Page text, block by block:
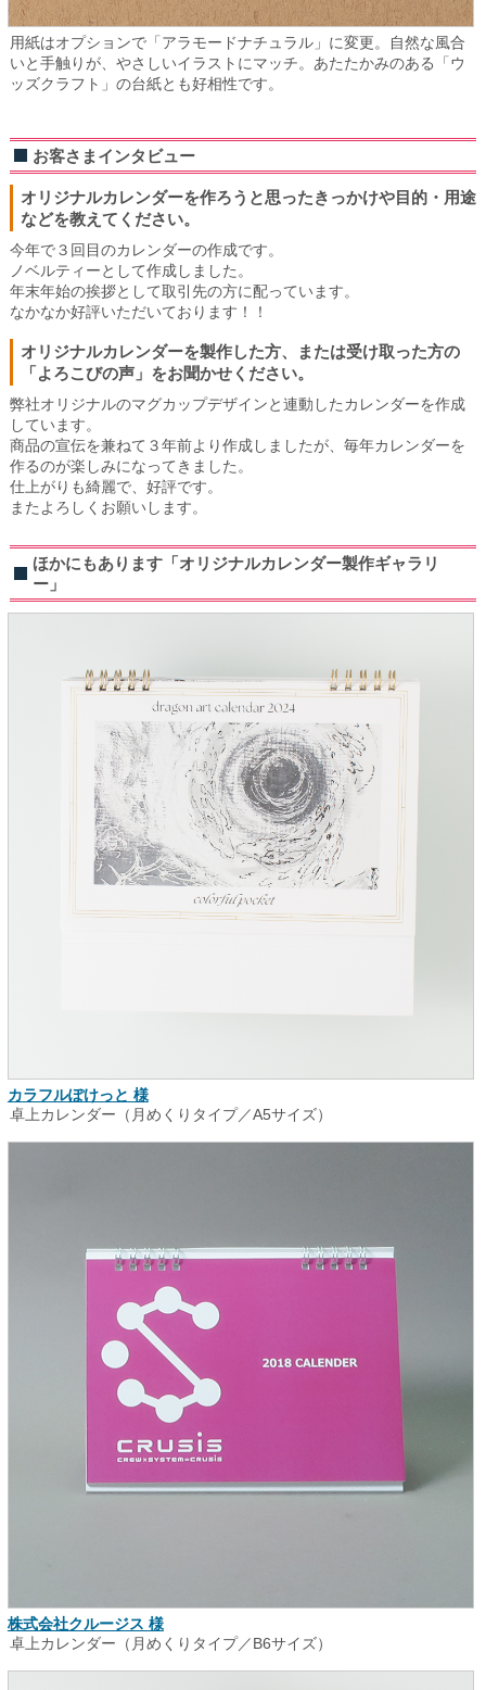
用紙はオプションで「アラモードナチュラル」に変更。自然な風合
いと手触りが、やさしいイラストにマッチ。あたたかみのある「ウ
ッズクラフト」の台紙とも好相性です。
お客さまインタビュー
オリジナルカレンダーを作ろうと思ったきっかけや目的・用途
などを教えてください。
今年で３回目のカレンダーの作成です。
ノベルティーとして作成しました。
年末年始の挨拶として取引先の方に配っています。
なかなか好評いただいております！！
オリジナルカレンダーを製作した方、または受け取った方の
「よろこびの声」をお聞かせください。
弊社オリジナルのマグカップデザインと連動したカレンダーを作成
しています。
商品の宣伝を兼ねて３年前より作成しましたが、毎年カレンダーを
作るのが楽しみになってきました。
仕上がりも綺麗で、好評です。
またよろしくお願いします。
ほかにもあります「オリジナルカレンダー製作ギャラリ
ー」
カラフルぽけっと 様
卓上カレンダー（月めくりタイプ／A5サイズ）
株式会社クルージス 様
卓上カレンダー（月めくりタイプ／B6サイズ）